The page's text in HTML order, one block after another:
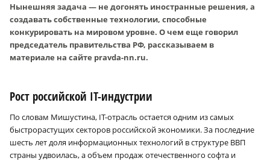
Нынешняя задача — не догонять иностранные решения, а
создавать собственные технологии, способные
конкурировать на мировом уровне. О чем еще говорил
председатель правительства РФ, рассказываем в
материале на сайте pravda-nn.ru.
Рост российской IT-индустрии
По словам Мишустина, IT-отрасль остается одним из самых
быстрорастущих секторов российской экономики. За последние
шесть лет доля информационных технологий в структуре ВВП
страны удвоилась, а объем продаж отечественного софта и